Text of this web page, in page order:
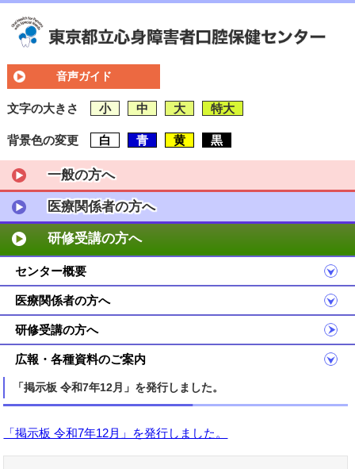
音声ガイド
文字の大きさ 小 中 大 特大
背景色の変更 白 青 黄 黒
一般の方へ
医療関係者の方へ
研修受講の方へ
センター概要
医療関係者の方へ
研修受講の方へ
広報・各種資料のご案内
「掲示板 令和7年12月」を発行しました。
「掲示板 令和7年12月」を発行しました。